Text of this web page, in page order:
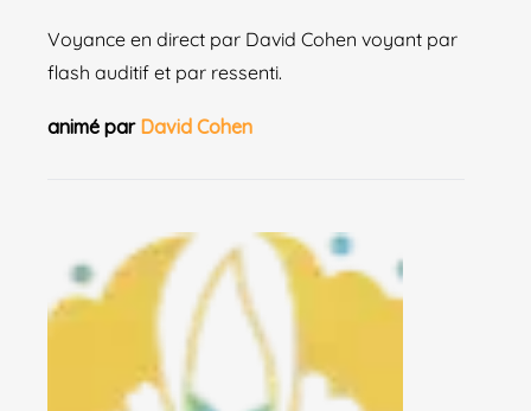
Voyance en direct par David Cohen voyant par
flash auditif et par ressenti.
animé par David Cohen